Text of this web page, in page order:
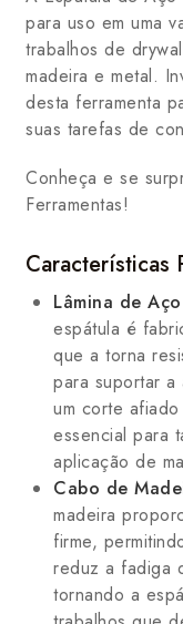
para uso em uma
trabalhos de
madeira e metal.
desta ferramenta
suas tarefas de
Conheça e se
Ferramentas!
Características
Lâmina de
espátula é
que a torna
para suportar
um corte
essencial para
aplicação de
Cabo de
madeira
firme,
reduz a fadiga
tornando a